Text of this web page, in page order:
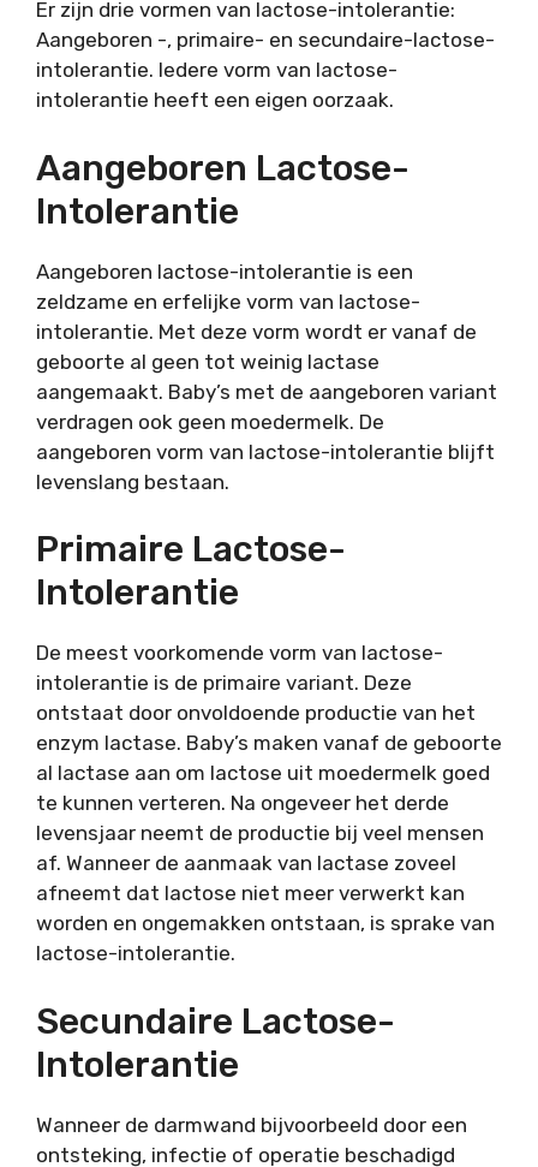
Er zijn drie vormen van lactose-intolerantie:
Aangeboren -, primaire- en secundaire-lactose-
intolerantie. Iedere vorm van lactose-
intolerantie heeft een eigen oorzaak.
Aangeboren Lactose-
Intolerantie
Aangeboren lactose-intolerantie is een
zeldzame en erfelijke vorm van lactose-
intolerantie. Met deze vorm wordt er vanaf de
geboorte al geen tot weinig lactase
aangemaakt. Baby’s met de aangeboren variant
verdragen ook geen moedermelk. De
aangeboren vorm van lactose-intolerantie blijft
levenslang bestaan.
Primaire Lactose-
Intolerantie
De meest voorkomende vorm van lactose-
intolerantie is de primaire variant. Deze
ontstaat door onvoldoende productie van het
enzym lactase. Baby’s maken vanaf de geboorte
al lactase aan om lactose uit moedermelk goed
te kunnen verteren. Na ongeveer het derde
levensjaar neemt de productie bij veel mensen
af. Wanneer de aanmaak van lactase zoveel
afneemt dat lactose niet meer verwerkt kan
worden en ongemakken ontstaan, is sprake van
lactose-intolerantie.
Secundaire Lactose-
Intolerantie
Wanneer de darmwand bijvoorbeeld door een
ontsteking, infectie of operatie beschadigd